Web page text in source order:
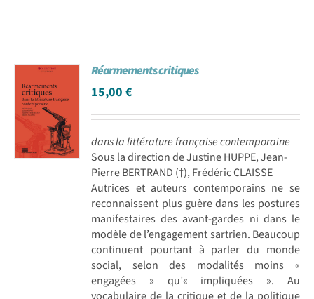
Réarmements critiques
15,00€
dans la littérature française contemporaine
Sous la direction de Justine HUPPE, Jean-
Pierre BERTRAND (†), Frédéric CLAISSE
Autrices et auteurs contemporains ne se
reconnaissent plus guère dans les postures
manifestaires des avant-gardes ni dans le
modèle de l’engagement sartrien. Beaucoup
continuent pourtant à parler du monde
social, selon des modalités moins «
engagées » qu’« impliquées ». Au